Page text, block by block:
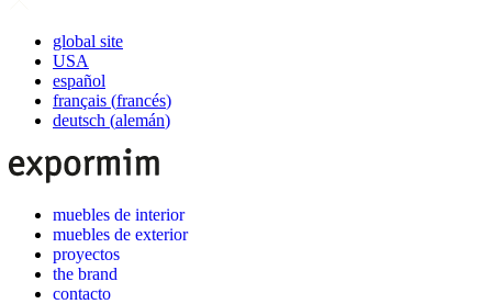
global site
USA
español
français (francés)
deutsch (alemán)
muebles de interior
muebles de exterior
proyectos
the brand
contacto